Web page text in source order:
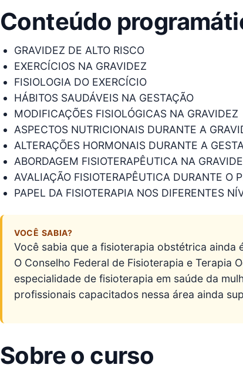
Conteúdo
GRAVIDEZ DE ALTO RISCO
EXERCÍCIOS NA GRAVIDEZ
FISIOLOGIA DO EXERCÍCIO
HÁBITOS SAUDÁVEIS NA GESTAÇÃO
MODIFICAÇÕES FISIOLÓGICAS NA GRAVIDEZ
ASPECTOS NUTRICIONAIS DURANTE A
ALTERAÇÕES HORMONAIS DURANTE A
ABORDAGEM FISIOTERAPÊUTICA NA
AVALIAÇÃO FISIOTERAPÊUTICA DURANTE O
PAPEL DA FISIOTERAPIA NOS DIFERENTES
VOCÊ SABIA?
Você sabia que a fisioterapia obstétrica ainda
O Conselho Federal de Fisioterapia e Terapia
especialidade de fisioterapia em saúde da
profissionais capacitados nessa área ainda
Sobre o curso